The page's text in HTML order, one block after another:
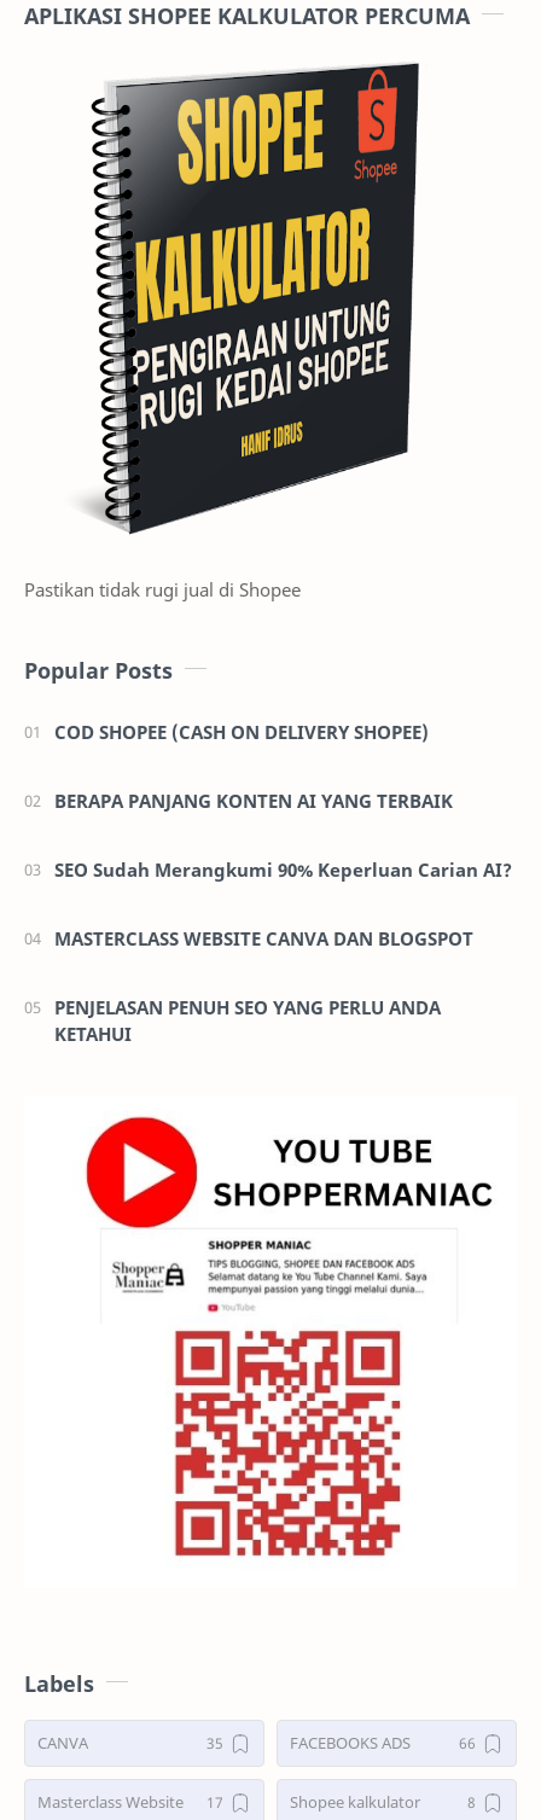
APLIKASI SHOPEE KALKULATOR PERCUMA
Pastikan tidak rugi jual di Shopee
Popular Posts
COD SHOPEE (CASH ON DELIVERY SHOPEE)
BERAPA PANJANG KONTEN AI YANG TERBAIK
SEO Sudah Merangkumi 90% Keperluan Carian AI?
MASTERCLASS WEBSITE CANVA DAN BLOGSPOT
PENJELASAN PENUH SEO YANG PERLU ANDA
KETAHUI
Labels
CANVA FACEBOOKS ADS
Masterclass Website Shopee kalkulator